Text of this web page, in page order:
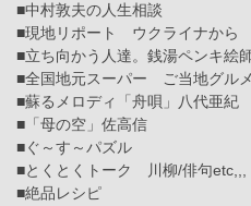
■中村敦夫の人生相談
■現地リポート ウクライナから
■立ち向かう人達。銭湯ペンキ絵
■全国地元スーパー ご当地グルメ
■蘇るメロディ「舟唄」八代亜紀
■「母の空」佐高信
■ぐ～す～パズル
■とくとくトーク 川柳/俳句etc,,,
■絶品レシピ